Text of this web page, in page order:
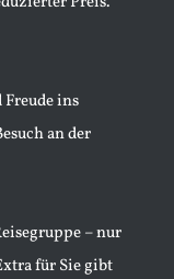
ins
an der
– nur
für Sie gibt